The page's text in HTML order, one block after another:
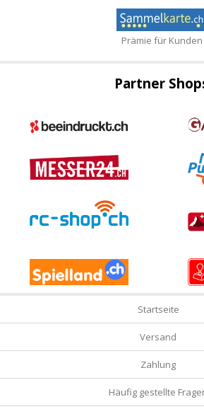
Prämie für Kunden
Partner
Startseite
Versand
Zahlung
Häufig gestellte